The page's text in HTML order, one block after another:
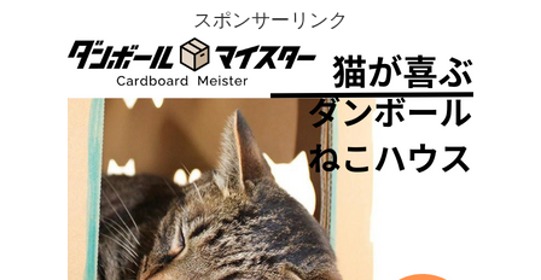
スポンサーリンク